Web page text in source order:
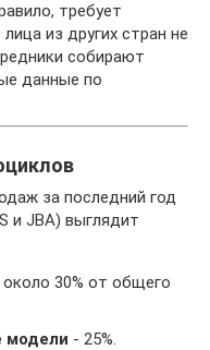
требует
из других стран не
собирают
данные по
за последний год
и JBA) выглядит
около 30% от общего
модели - 25%.